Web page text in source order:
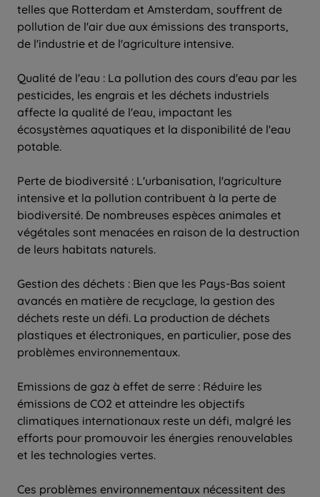
telles que Rotterdam et Amsterdam, souffrent de
pollution de l'air due aux émissions des transports,
de l'industrie et de l'agriculture intensive.
Qualité de l'eau : La pollution des cours d'eau par les
pesticides, les engrais et les déchets industriels
affecte la qualité de l'eau, impactant les
écosystèmes aquatiques et la disponibilité de l'eau
potable.
Perte de biodiversité : L'urbanisation, l'agriculture
intensive et la pollution contribuent à la perte de
biodiversité. De nombreuses espèces animales et
végétales sont menacées en raison de la destruction
de leurs habitats naturels.
Gestion des déchets : Bien que les Pays-Bas soient
avancés en matière de recyclage, la gestion des
déchets reste un défi. La production de déchets
plastiques et électroniques, en particulier, pose des
problèmes environnementaux.
Emissions de gaz à effet de serre : Réduire les
émissions de CO2 et atteindre les objectifs
climatiques internationaux reste un défi, malgré les
efforts pour promouvoir les énergies renouvelables
et les technologies vertes.
Ces problèmes environnementaux nécessitent des